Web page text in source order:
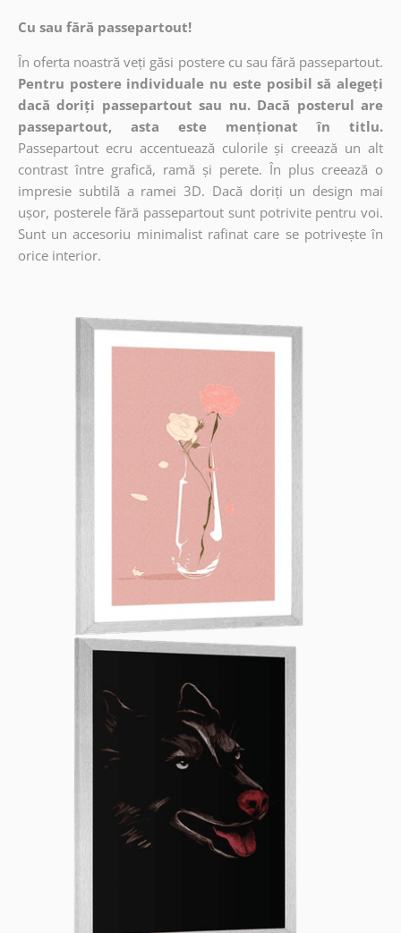
Cu sau fără passepartout!
În oferta noastră veți găsi postere cu sau fără passepartout.
Pentru postere individuale nu este posibil să alegeți
dacă doriți passepartout sau nu. Dacă posterul are
passepartout, asta este menționat în titlu.
Passepartout ecru accentuează culorile și creează un alt
contrast între grafică, ramă și perete. În plus creează o
impresie subtilă a ramei 3D. Dacă doriți un design mai
ușor, posterele fără passepartout sunt potrivite pentru voi.
Sunt un accesoriu minimalist rafinat care se potrivește în
orice interior.